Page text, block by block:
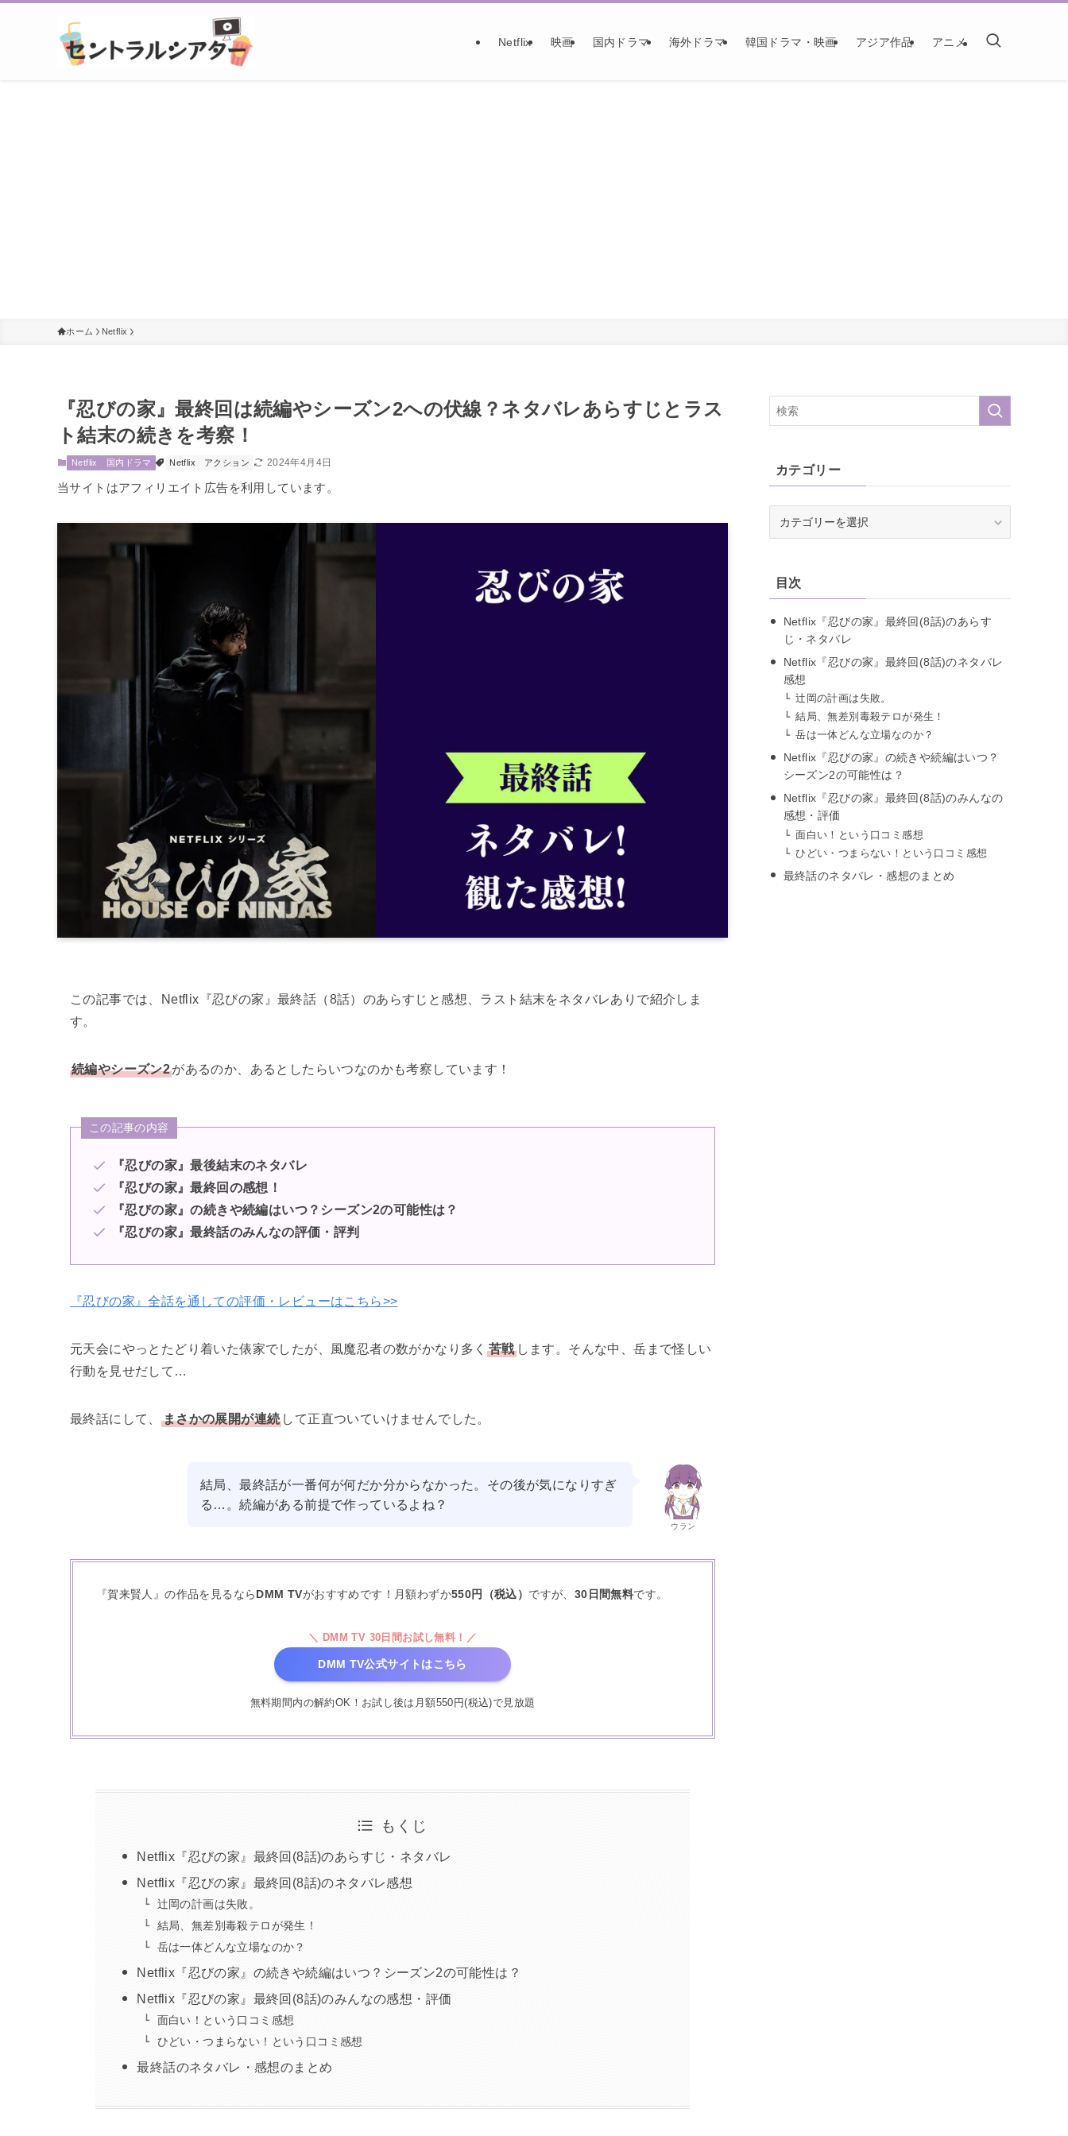
Netflix 映画 国内ドラマ 海外ドラマ 韓国ドラマ・映画 アジア作品 アニメ
ホーム Netflix
『忍びの家』最終回は続編やシーズン2への伏線？ネタバレあらすじとラス
ト結末の続きを考察！
Netflix 国内ドラマ Netflix アクション 2024年4月4日
当サイトはアフィリエイト広告を利用しています。
この記事では、Netflix『忍びの家』最終話（8話）のあらすじと感想、ラスト結末をネタバレありで紹介しま
す。
続編やシーズン2があるのか、あるとしたらいつなのかも考察しています！
この記事の内容
『忍びの家』最後結末のネタバレ
『忍びの家』最終回の感想！
『忍びの家』の続きや続編はいつ？シーズン2の可能性は？
『忍びの家』最終話のみんなの評価・評判
『忍びの家』全話を通しての評価・レビューはこちら>>
元天会にやっとたどり着いた俵家でしたが、風魔忍者の数がかなり多く 苦戦します。そんな中、岳まで怪しい
行動を見せだして…
最終話にして、 まさかの展開が連続 して正直ついていけませんでした。
ウラン
結局、最終話が一番何が何だか分からなかった。その後が気になりすぎ
る…。続編がある前提で作っているよね？
『賀来賢人』の作品を見るならDMM TVがおすすめです！月額わずか550円（税込） ですが、 30日間無料です。
＼ DMM TV 30日間お試し無料！／
DMM TV公式サイトはこちら
無料期間内の解約OK！お試し後は月額550円(税込)で見放題
もくじ
Netflix『忍びの家』最終回(8話)のあらすじ・ネタバレ
Netflix『忍びの家』最終回(8話)のネタバレ感想
辻岡の計画は失敗。
結局、無差別毒殺テロが発生！
岳は一体どんな立場なのか？
Netflix『忍びの家』の続きや続編はいつ？シーズン2の可能性は？
Netflix『忍びの家』最終回(8話)のみんなの感想・評価
面白い！という口コミ感想
ひどい・つまらない！という口コミ感想
最終話のネタバレ・感想のまとめ
カテゴリー
ー目次
Netflix『忍びの家』最終回(8話)のあらす
じ・ネタバレ
Netflix『忍びの家』最終回(8話)のネタバレ
感想
辻岡の計画は失敗。
結局、無差別毒殺テロが発生！
岳は一体どんな立場なのか？
Netflix『忍びの家』の続きや続編はいつ？
シーズン2の可能性は？
Netflix『忍びの家』最終回(8話)のみんなの
感想・評価
面白い！という口コミ感想
ひどい・つまらない！という口コミ感想
最終話のネタバレ・感想のまとめ